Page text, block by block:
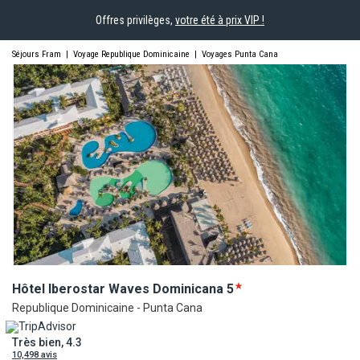
Offres privilèges, votre été à prix VIP !
Séjours Fram | Voyage Republique Dominicaine | Voyages Punta Cana
Hôtel Iberostar Waves Dominicana 5
Republique Dominicaine - Punta Cana
Très bien, 4.3
10,498 avis